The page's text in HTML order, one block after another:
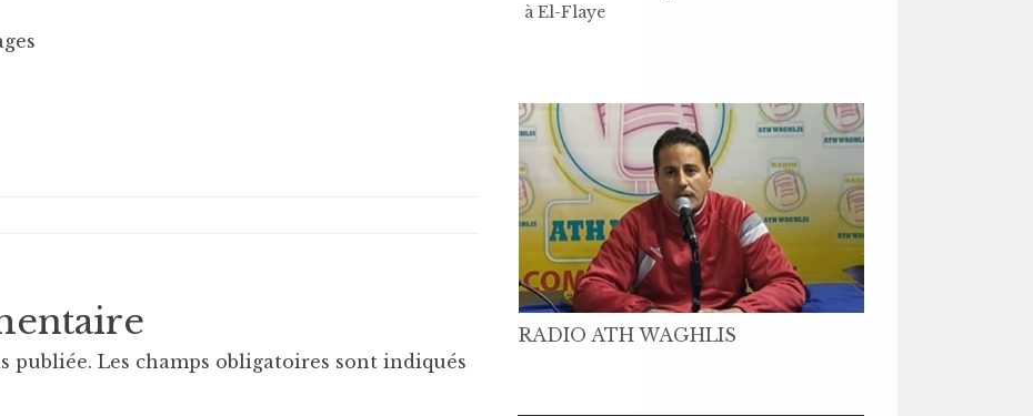
publiée. Les champs obligatoires sont indiqués
à El-Flaye
RADIO ATH WAGHLIS